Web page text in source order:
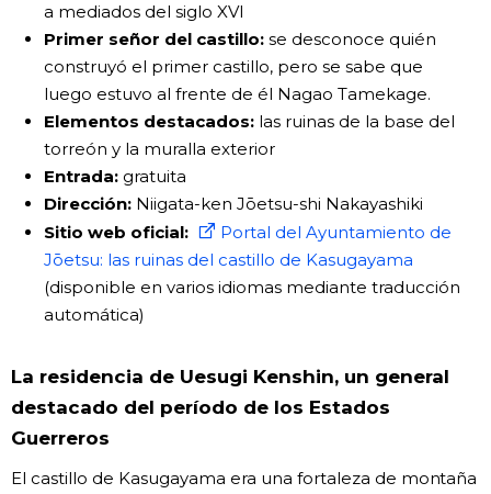
a mediados del siglo XVI
Primer señor del castillo:se desconoce quién
construyó el primer castillo, pero se sabe que
luego estuvo al frente de él Nagao Tamekage.
Elementos destacados:las ruinas de la base del
torreón y la muralla exterior
Entrada:gratuita
Dirección:Niigata-ken Jōetsu-shi Nakayashiki
Sitio web oficial:
Portal del Ayuntamiento de
Jōetsu: las ruinas del castillo de Kasugayama
(disponible en varios idiomas mediante traducción
automática)
La residencia de Uesugi Kenshin, un general
destacado del período de los Estados
Guerreros
El castillo de Kasugayama era una fortaleza de montaña